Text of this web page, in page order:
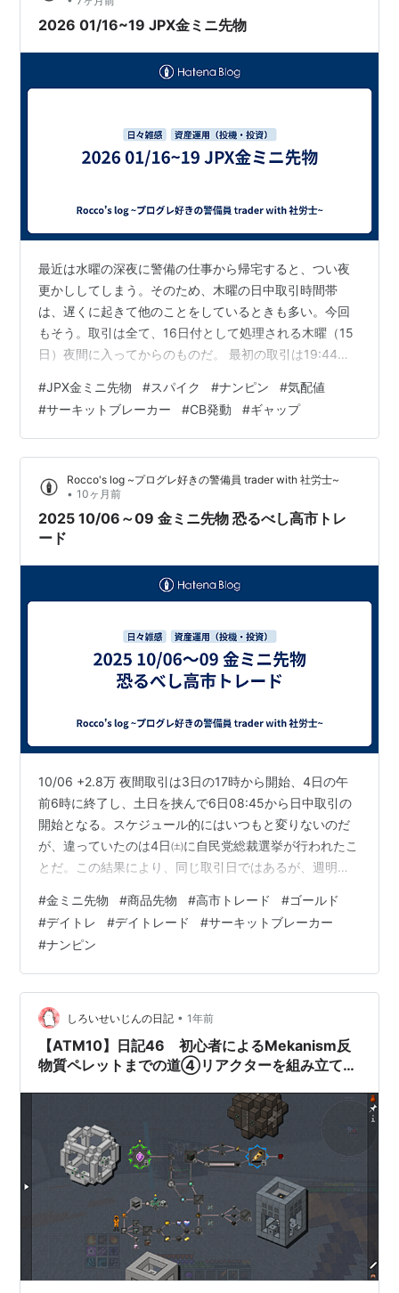
き。まだ週半ばなのに強烈なボラ疲れが半分、まともに
相…
2026 01/16~19 JPX金ミニ先物
最近は水曜の深夜に警備の仕事から帰宅すると、つい夜
更かししてしまう。そのため、木曜の日中取引時間帯
は、遅くに起きて他のことをしているときも多い。今回
もそう。取引は全て、16日付として処理される木曜（15
日）夜間に入ってからのものだ。 最初の取引は19:44に
万。ここはなぜもう少し長めに保持できなかったのか。
多分、入りが遅かったので、時間の区切りから来る変動
に巻込まれても嫌だな、と思ったんだろう。時間の区切
り（毎時00分台）に妙な値動きを見せることが時々あ
る。テクニカル的には、仕切らなくても良いところでは
あった。 次は22…
#JPX金ミニ先物 #スパイク #ナンピン #気配値
#サーキットブレーカー #CB発動 #ギャップ
Rocco's log ~プログレ好きの警備員 trader with 社労士~
• 10ヶ月前
2025 10/06～09 金ミニ先物 恐るべし高市トレ
ード
10/06 +2.8万 夜間取引は3日の17時から開始、4日の午
前6時に終了し、土日を挟んで6日08:45から日中取引の
開始となる。スケジュール的にはいつもと変りないのだ
が、違っていたのは4日㈯に自民党総裁選挙が行われたこ
とだ。この結果により、同じ取引日ではあるが、週明け6
になった。何と370円余りの上方ギャップを空け、サー
キットブレーカー発動。なかなか見れない光景ではあっ
た。 この中で僕の立ち回りはまず、4日の零時台に2度
（18592.25、18587.25）、6日は9～13時台に3回
（18939.75、19102.25、19136.5）、全…
#金ミニ先物 #商品先物 #高市トレード #ゴールド
#デイトレ #デイトレード #サーキットブレーカー
#ナンピン
しろいせいじんの日記 • 1年前
【ATM10】日記46 初心者によるMekanism反
物質ペレットまでの道④リアクターを組み立てる